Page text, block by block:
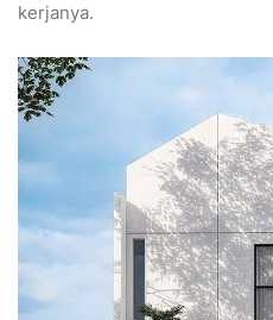
kerjanya.